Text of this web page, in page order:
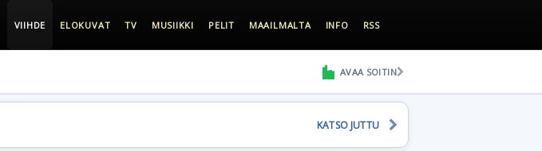
VIIHDE ELOKUVAT TV MUSIIKKI PELIT MAAILMALTA INFO RSS
AVAA SOITIN
KATSO JUTTU